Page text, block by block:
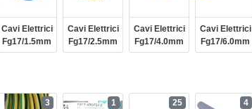
Cavi Elettrici
Fg17/1.5mm
Cavi Elettrici
Fg17/2.5mm
Cavi Elettrici
Fg17/4.0mm
Cavi Elettrici
Fg17/6.0mm
3 1 25 4